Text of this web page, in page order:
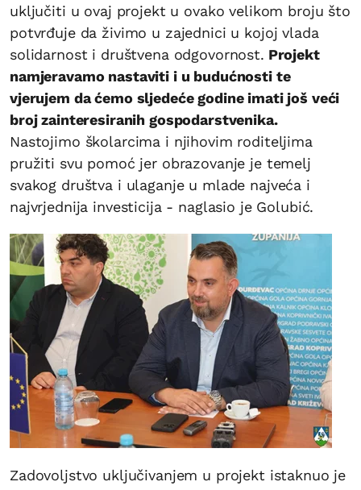
uključiti u ovaj projekt u ovako velikom broju što
potvrđuje da živimo u zajednici u kojoj vlada
solidarnost i društvena odgovornost. Projekt
namjeravamo nastaviti i u budućnosti te
vjerujem da ćemo sljedeće godine imati još veći
broj zainteresiranih gospodarstvenika.
Nastojimo školarcima i njihovim roditeljima
pružiti svu pomoć jer obrazovanje je temelj
svakog društva i ulaganje u mlade najveća i
najvrjednija investicija - naglasio je Golubić.
Zadovoljstvo uključivanjem u projekt istaknuo je